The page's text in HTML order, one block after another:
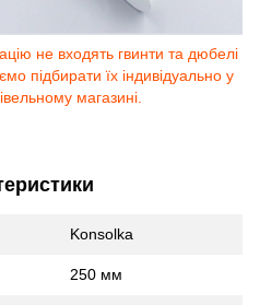
не входять гвинти та дюбелі
підбирати їх індивідуально у
магазині.
Konsolka
250 мм